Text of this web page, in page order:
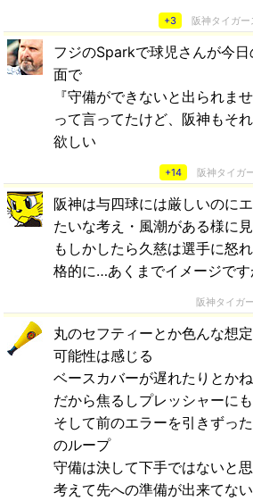
+3 阪神タイガー
フジのSparkで球児さんが今
面で
『守備ができないと出られませ
って言ってたけど、阪神もそ
欲しい
+14 阪神タイガ
阪神は与四球には厳しいのに
たいな考え・風潮がある様に見
もしかしたら久慈は選手に怒
格的に…あくまでイメージです
阪神タイガ
丸のセフティーとか色んな想
可能性は感じる
ベースカバーが遅れたりとかね
だから焦るしプレッシャーに
そして前のエラーを引きずっ
のループ
守備は決して下手ではないと
考えて先への準備が出来てな